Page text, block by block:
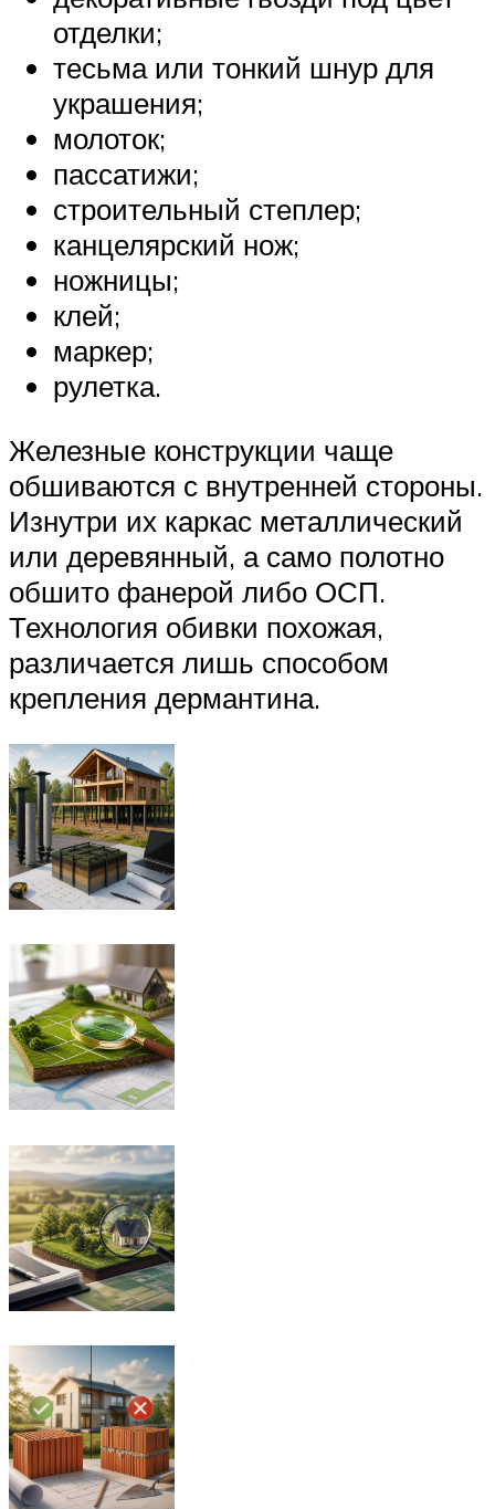
отделки;
тесьма или тонкий шнур для
украшения;
молоток;
пассатижи;
строительный степлер;
канцелярский нож;
ножницы;
клей;
маркер;
рулетка.
Железные конструкции чаще
обшиваются с внутренней стороны.
Изнутри их каркас металлический
или деревянный, а само полотно
обшито фанерой либо ОСП.
Технология обивки похожая,
различается лишь способом
крепления дермантина.